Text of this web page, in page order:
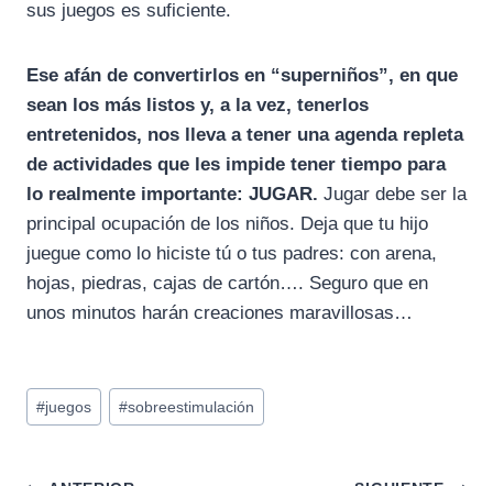
sus juegos es suficiente.
Ese afán de convertirlos en “superniños”, en que
sean los más listos y, a la vez, tenerlos
entretenidos, nos lleva a tener una agenda repleta
de actividades que les impide tener tiempo para
lo realmente importante: JUGAR. Jugar debe ser la
principal ocupación de los niños. Deja que tu hijo
juegue como lo hiciste tú o tus padres: con arena,
hojas, piedras, cajas de cartón…. Seguro que en
unos minutos harán creaciones maravillosas…
Etiquetas
de
#juegos #sobreestimulación